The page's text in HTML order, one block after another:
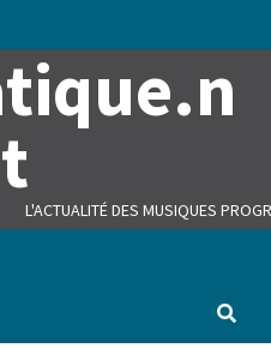
L'ACTUALITÉ DES MUSIQUES